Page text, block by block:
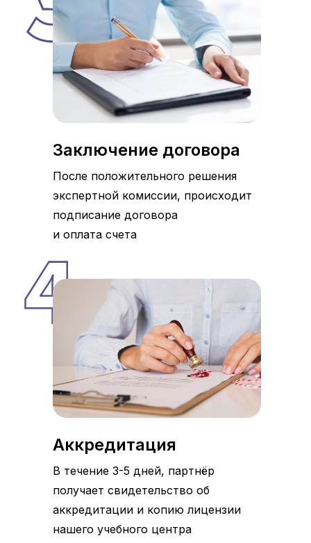
Заключение договора
После положительного решения
экспертной комиссии, происходит
подписание договора
и оплата счета
Аккредитация
В течение 3-5 дней, партнёр
получает свидетельство об
аккредитации и копию лицензии
нашего учебного центра